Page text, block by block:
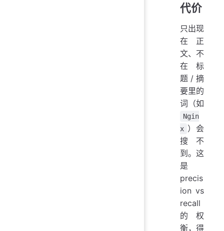
代价
只出现
在正
文、不
在标
题/摘
要里的
词（如
Ngin
x ）会
搜不
到。这
是
precis
ion vs
recall
的权
衡，得